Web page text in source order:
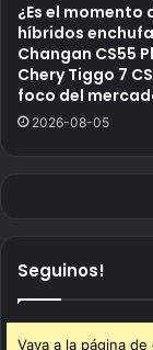
¿Es el momento
híbridos
Changan CS55
Chery Tiggo 7
foco del
2026-08-05
Seguinos!
Vaya a la página